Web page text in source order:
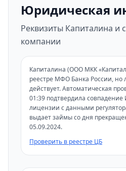
Юридическая
Реквизиты Капиталина и
компании
Капиталина (ООО МКК
реестре МФО Банка России,
действует. Автоматическая
01:39 подтвердила
лицензии с данными
выдает займы со дня
05.09.2024.
Проверить в реестре ЦБ